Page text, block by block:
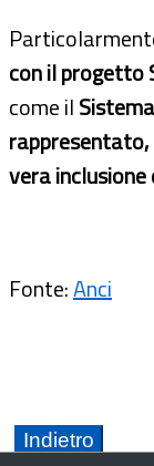
con il progetto
come il
rappresentato,
vera
Fonte:Anci